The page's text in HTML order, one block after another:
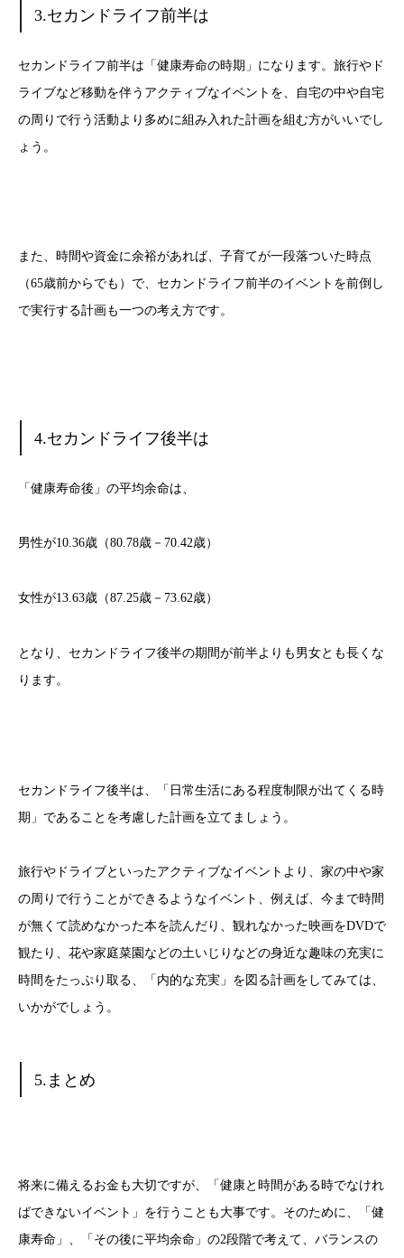
3.セカンドライフ前半は
セカンドライフ前半は「健康寿命の時期」になります。旅行やド
ライブなど移動を伴うアクティブなイベントを、自宅の中や自宅
の周りで行う活動より多めに組み入れた計画を組む方がいいでし
ょう。
また、時間や資金に余裕があれば、子育てが一段落ついた時点
（65歳前からでも）で、セカンドライフ前半のイベントを前倒し
で実行する計画も一つの考え方です。
4.セカンドライフ後半は
「健康寿命後」の平均余命は、
男性が10.36歳（80.78歳－70.42歳）
女性が13.63歳（87.25歳－73.62歳）
となり、セカンドライフ後半の期間が前半よりも男女とも長くな
ります。
セカンドライフ後半は、「日常生活にある程度制限が出てくる時
期」であることを考慮した計画を立てましょう。
旅行やドライブといったアクティブなイベントより、家の中や家
の周りで行うことができるようなイベント、例えば、今まで時間
が無くて読めなかった本を読んだり、観れなかった映画をDVDで
観たり、花や家庭菜園などの土いじりなどの身近な趣味の充実に
時間をたっぷり取る、「内的な充実」を図る計画をしてみては、
いかがでしょう。
5.まとめ
将来に備えるお金も大切ですが、「健康と時間がある時でなけれ
ばできないイベント」を行うことも大事です。そのために、「健
康寿命」、「その後に平均余命」の2段階で考えて、バランスの